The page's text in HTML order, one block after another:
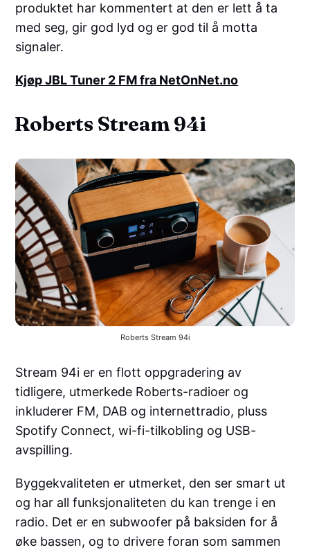
produktet har kommentert at den er lett å ta
med seg, gir god lyd og er god til å motta
signaler.
Kjøp JBL Tuner 2 FM fra NetOnNet.no
Roberts Stream 94i
Roberts Stream 94i
Stream 94i er en flott oppgradering av
tidligere, utmerkede Roberts-radioer og
inkluderer FM, DAB og internettradio, pluss
Spotify Connect, wi-fi-tilkobling og USB-
avspilling.
Byggekvaliteten er utmerket, den ser smart ut
og har all funksjonaliteten du kan trenge i en
radio. Det er en subwoofer på baksiden for å
øke bassen, og to drivere foran som sammen